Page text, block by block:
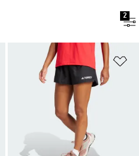
2
Favori Listesine Ekle